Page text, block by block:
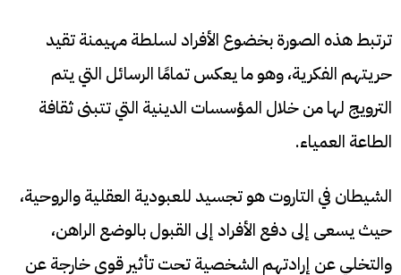
ترتبط هذه الصورة بخضوع الأفراد لسلطة مهيمنة تقيد
حريتهم الفكرية، وهو ما يعكس تمامًا الرسائل التي يتم
الترويج لها من خلال المؤسسات الدينية التي تتبنى ثقافة
الطاعة العمياء.
الشيطان في التاروت هو تجسيد للعبودية العقلية والروحية،
حيث يسعى إلى دفع الأفراد إلى القبول بالوضع الراهن،
والتخلي عن إرادتهم الشخصية تحت تأثير قوى خارجة عن